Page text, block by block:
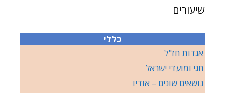
שיעורים
כללי
אגדות חז"ל
חגי ומועדי ישראל
נושאים שונים – אודיו